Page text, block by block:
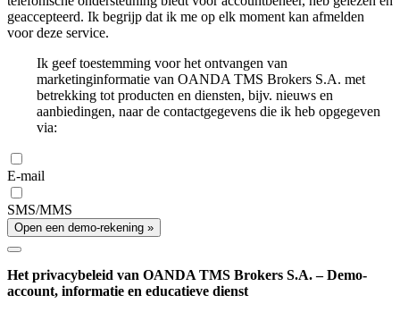
geaccepteerd. Ik begrijp dat ik me op elk moment kan afmelden
voor deze service.
Ik geef toestemming voor het ontvangen van
marketinginformatie van OANDA TMS Brokers S.A. met
betrekking tot producten en diensten, bijv. nieuws en
aanbiedingen, naar de contactgegevens die ik heb opgegeven
via:
E-mail
SMS/MMS
Open een demo-rekening »
Het privacybeleid van OANDA TMS Brokers S.A. – Demo-
account, informatie en educatieve dienst